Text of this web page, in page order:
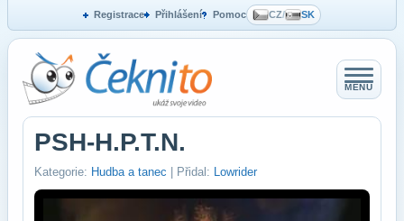
Registrace Přihlášení Pomoc CZ/ SK
MENU
PSH-H.P.T.N.
Kategorie: Hudba a tanec | Přidal: Lowrider